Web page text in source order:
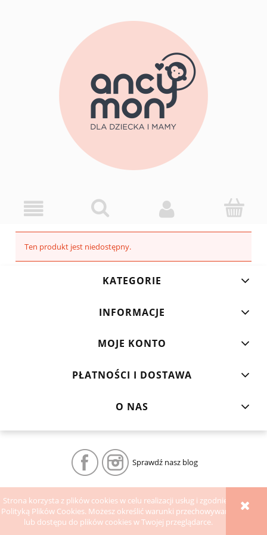
Strona korzysta z plików cookies w celu realizacji usług i zgodnie z
Polityką Plików Cookies. Możesz określić warunki przechowywania
lub dostępu do plików cookies w Twojej przeglądarce.
Ten produkt jest niedostępny.
KATEGORIE
INFORMACJE
MOJE KONTO
PŁATNOŚCI I DOSTAWA
O NAS
Sprawdź nasz blog
POKAŻ PEŁNĄ WERSJĘ STRONY
Sklep internetowy Shoper.pl